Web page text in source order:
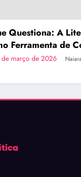
A Literatura de
de Consciência
Naiara Dias